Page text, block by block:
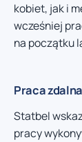
kobiet, jak i
wcześniej
na początku
Praca
Statbel
pracy